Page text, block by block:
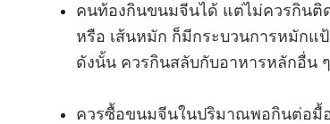
คนท้องกินขนมจีนได้ แต่ไม่ควรกินติ
หรือ เส้นหมัก ก็มีกระบวนการหมักแ
ดังนั้น ควรกินสลับกับอาหารหลักอื่น
ควรซื้อขนมจีนในปริมาณพอกินต่อมื้อ